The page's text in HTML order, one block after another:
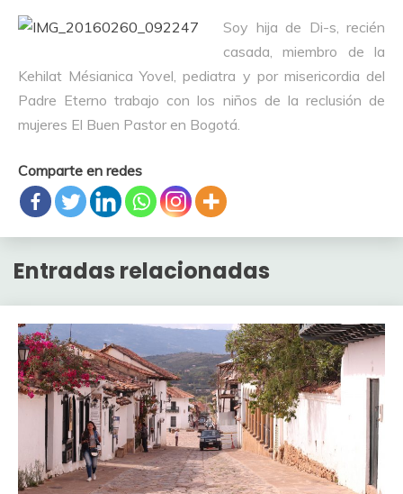
Soy hija de Di-s, recién
casada, miembro de la
Kehilat Mésianica Yovel, pediatra y por misericordia del
Padre Eterno trabajo con los niños de la reclusión de
mujeres El Buen Pastor en Bogotá.
Comparte en redes
Entradas relacionadas